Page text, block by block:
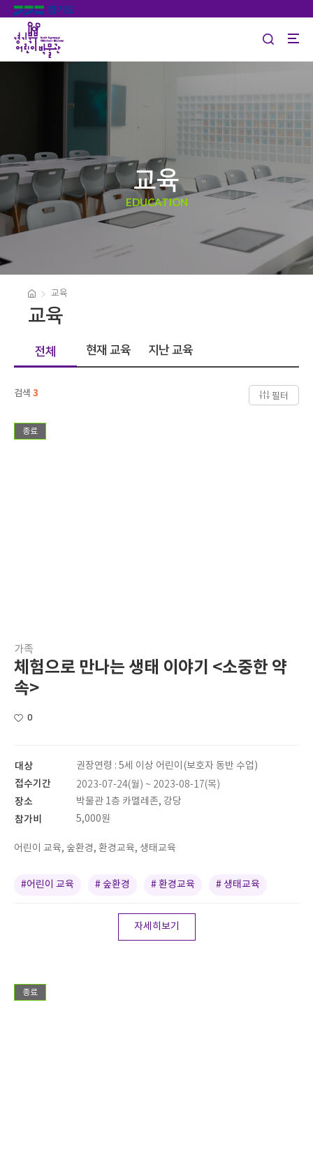
교육
EDUCATION
교육
교육
전체 현재 교육 지난 교육
검색 3 필터
종료
가족
체험으로 만나는 생태 이야기 <소중한 약
속>
0
대상 권장연령 : 5세 이상 어린이(보호자 동반 수업)
접수기간 2023-07-24(월) ~ 2023-08-17(목)
장소 박물관 1층 카멜레존, 강당
참가비 5,000원
어린이 교육, 숲환경, 환경교육, 생태교육
#어린이 교육 # 숲환경 # 환경교육 # 생태교육
자세히보기
종료